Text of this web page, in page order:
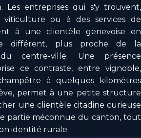
Les entreprises qui s'y trouvent,
ou à des services de
à une clientèle genevoise en
différent, plus proche de la
centre-ville. Une présence
ce contraste, entre vignoble,
à quelques kilomètres
permet à une petite structure
une clientèle citadine curieuse
partie méconnue du canton, tout
identité rurale.